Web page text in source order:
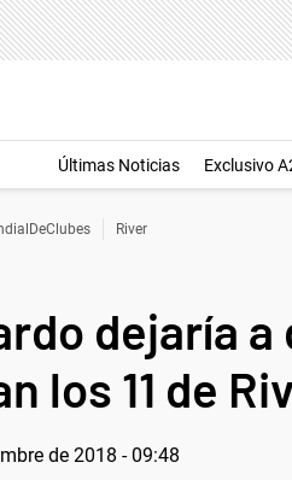
Últimas Noticias Exclusivo
River
dejaría
los 11 de
de 2018 - 09:48